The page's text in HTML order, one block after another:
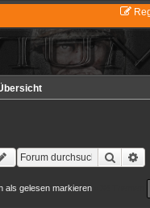
Suche
als gelesen markieren